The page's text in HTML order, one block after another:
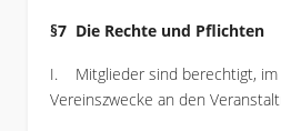
§7 Die Rechte und Pflichten
I. Mitglieder sind berechtigt, im
Vereinszwecke an den